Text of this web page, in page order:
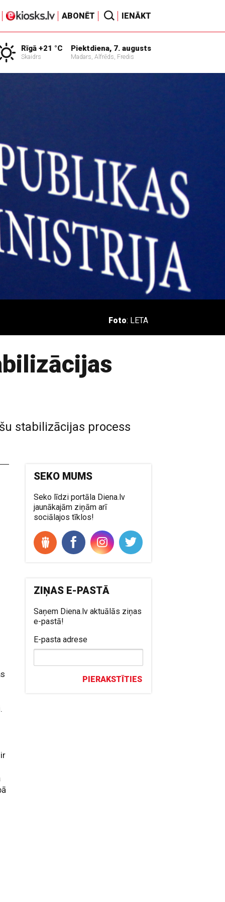
ABONĒT IENĀKT
Rīgā +21 °C
Skaidrs
Piektdiena, 7. augusts
Madars, Alfrēds, Fredis
Foto: LETA
stabilizācijas process
SEKO MUMS
Seko līdzi portāla Diena.lv
jaunākajām ziņām arī
sociālajos tīklos!
ZIŅAS E-PASTĀ
Saņem Diena.lv aktuālās ziņas
e-pastā!
E-pasta adrese
PIERAKSTĪTIES